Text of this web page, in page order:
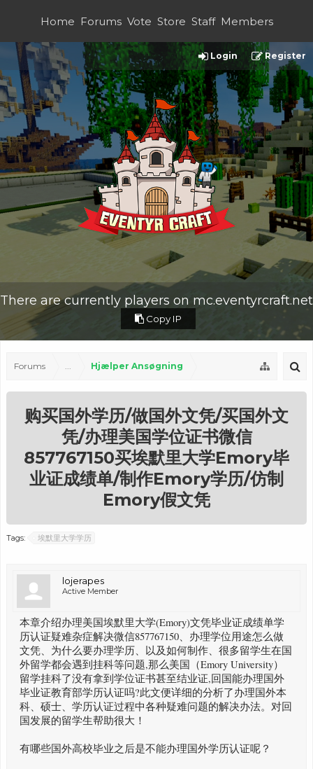
Home Forums Vote Store Staff Members
Login Register
There are currently players on mc.eventyrcraft.net
Copy IP
Forums ... Hjælper Ansøgning
购买国外学历/做国外文凭/买国外文
凭/办理美国学位证书微信
857767150买埃默里大学Emory毕
业证成绩单/制作Emory学历/仿制
Emory假文凭
Tags: 埃默里大学学历
lojerapes
Active Member
本章介绍办理美国埃默里大学(Emory)文凭毕业证成绩单学
历认证疑难杂症解决微信857767150、办理学位用途怎么做
文凭、为什么要办理学历、以及如何制作、很多留学生在国
外留学都会遇到挂科等问题,那么美国（Emory University）
留学挂科了没有拿到学位证书甚至结业证,回国能办理国外
毕业证教育部学历认证吗?此文便详细的分析了办理国外本
科、硕士、学历认证过程中各种疑难问题的解决办法。对回
国发展的留学生帮助很大！
有哪些国外高校毕业之后是不能办理国外学历认证呢？